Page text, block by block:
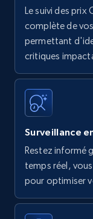
Le suivi des prix
complète de
permettant
critiques
Surveillance
Restez informé
temps réel,
pour optimiser